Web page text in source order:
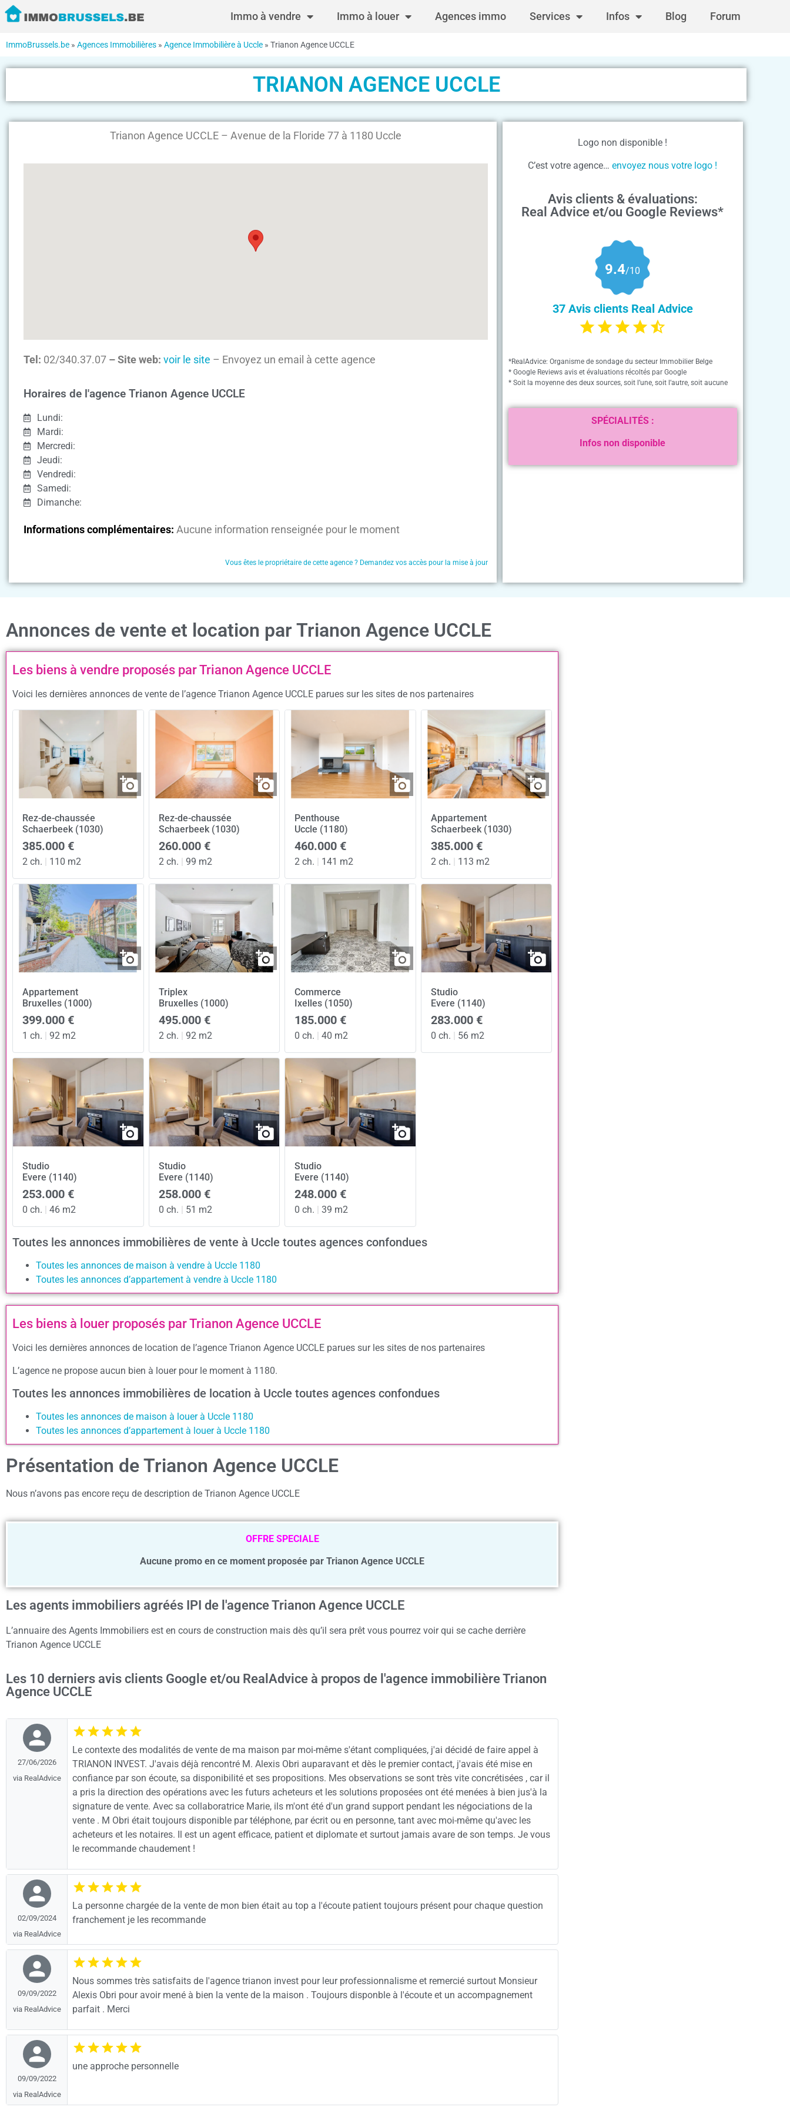
Immo à vendre Immo à louer Agences immo Services Infos Blog Forum
ImmoBrussels.be » Agences Immobilières » Agence Immobilière à Uccle » Trianon Agence UCCLE
TRIANON AGENCE UCCLE
Trianon Agence UCCLE – Avenue de la Floride 77 à 1180 Uccle
Tel: 02/340.37.07 – Site web: voir le site – Envoyez un email à cette agence
Horaires de l'agence Trianon Agence UCCLE
Lundi:
Mardi:
Mercredi:
Jeudi:
Vendredi:
Samedi:
Dimanche:
Informations complémentaires: Aucune information renseignée pour le moment
Vous êtes le propriétaire de cette agence ? Demandez vos accès pour la mise à jour
Logo non disponible !
C’est votre agence…envoyez nous votre logo !
Avis clients & évaluations:
Real Advice et/ou Google Reviews*
9.4/10
37 Avis clients Real Advice
*RealAdvice: Organisme de sondage du secteur Immobilier Belge
* Google Reviews avis et évaluations récoltés par Google
* Soit la moyenne des deux sources, soit l’une, soit l’autre, soit aucune
SPÉCIALITÉS :
Infos non disponible
Annonces de vente et location par Trianon Agence UCCLE
Les biens à vendre proposés par Trianon Agence UCCLE
Voici les dernières annonces de vente de l’agence Trianon Agence UCCLE parues sur les sites de nos partenaires
Rez-de-chaussée
Schaerbeek (1030)
385.000 €
2 ch. | 110 m2
Rez-de-chaussée
Schaerbeek (1030)
260.000 €
2 ch. | 99 m2
Penthouse
Uccle (1180)
460.000 €
2 ch. | 141 m2
Appartement
Schaerbeek (1030)
385.000 €
2 ch. | 113 m2
Appartement
Bruxelles (1000)
399.000 €
1 ch. | 92 m2
Triplex
Bruxelles (1000)
495.000 €
2 ch. | 92 m2
Commerce
Ixelles (1050)
185.000 €
0 ch. | 40 m2
Studio
Evere (1140)
283.000 €
0 ch. | 56 m2
Studio
Evere (1140)
253.000 €
0 ch. | 46 m2
Studio
Evere (1140)
258.000 €
0 ch. | 51 m2
Studio
Evere (1140)
248.000 €
0 ch. | 39 m2
Toutes les annonces immobilières de vente à Uccle toutes agences confondues
Toutes les annonces de maison à vendre à Uccle 1180
Toutes les annonces d’appartement à vendre à Uccle 1180
Les biens à louer proposés par Trianon Agence UCCLE
Voici les dernières annonces de location de l’agence Trianon Agence UCCLE parues sur les sites de nos partenaires
L’agence ne propose aucun bien à louer pour le moment à 1180.
Toutes les annonces immobilières de location à Uccle toutes agences confondues
Toutes les annonces de maison à louer à Uccle 1180
Toutes les annonces d’appartement à louer à Uccle 1180
Présentation de Trianon Agence UCCLE
Nous n’avons pas encore reçu de description de Trianon Agence UCCLE
OFFRE SPECIALE
Aucune promo en ce moment proposée par Trianon Agence UCCLE
Les agents immobiliers agréés IPI de l'agence Trianon Agence UCCLE
L’annuaire des Agents Immobiliers est en cours de construction mais dès qu’il sera prêt vous pourrez voir qui se cache derrière
Trianon Agence UCCLE
Les 10 derniers avis clients Google et/ou RealAdvice à propos de l'agence immobilière Trianon
Agence UCCLE
27/06/2026
via RealAdvice
Le contexte des modalités de vente de ma maison par moi-même s'étant compliquées, j'ai décidé de faire appel à
TRIANON INVEST. J'avais déjà rencontré M. Alexis Obri auparavant et dès le premier contact, j'avais été mise en
confiance par son écoute, sa disponibilité et ses propositions. Mes observations se sont très vite concrétisées , car il
a pris la direction des opérations avec les futurs acheteurs et les solutions proposées ont été menées à bien jus'à la
signature de vente. Avec sa collaboratrice Marie, ils m'ont été d'un grand support pendant les négociations de la
vente . M Obri était toujours disponible par téléphone, par écrit ou en personne, tant avec moi-même qu'avec les
acheteurs et les notaires. Il est un agent efficace, patient et diplomate et surtout jamais avare de son temps. Je vous
le recommande chaudement !
02/09/2024
via RealAdvice
La personne chargée de la vente de mon bien était au top a l'écoute patient toujours présent pour chaque question
franchement je les recommande
09/09/2022
via RealAdvice
Nous sommes très satisfaits de l'agence trianon invest pour leur professionnalisme et remercié surtout Monsieur
Alexis Obri pour avoir mené à bien la vente de la maison . Toujours disponble à l'écoute et un accompagnement
parfait . Merci
09/09/2022
via RealAdvice
une approche personnelle